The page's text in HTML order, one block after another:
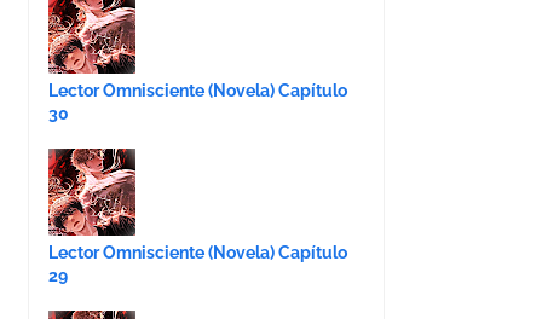
Lector Omnisciente (Novela) Capítulo
30
Lector Omnisciente (Novela) Capítulo
29